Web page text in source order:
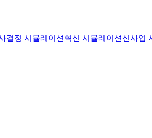
결정 시뮬레이션 혁신 시뮬레이션 신사업